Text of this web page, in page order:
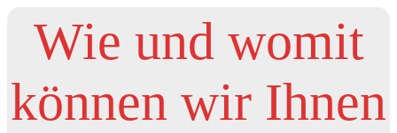
Wie und womit
können wir Ihnen